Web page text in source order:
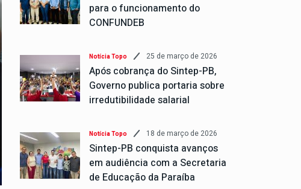
para o funcionamento do
CONFUNDEB
Notícia Topo 25 de março de 2026
Após cobrança do Sintep-PB,
Governo publica portaria sobre
irredutibilidade salarial
Notícia Topo 18 de março de 2026
Sintep-PB conquista avanços
em audiência com a Secretaria
de Educação da Paraíba